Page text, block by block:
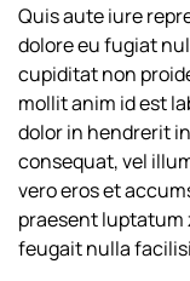
Quis aute iure
dolore eu fugiat
cupiditat non
mollit anim id est
dolor in hendrerit
consequat, vel
vero eros et
praesent luptatum
feugait nulla